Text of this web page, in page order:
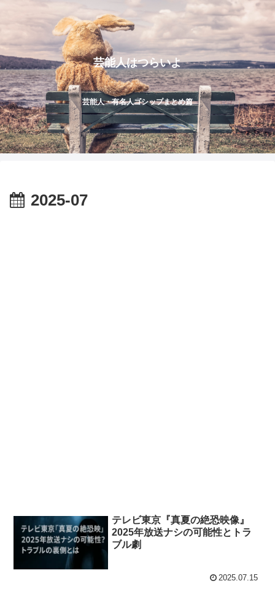
芸能人はつらいよ
芸能人・有名人ゴシップまとめ篇
2025-07
テレビ東京『真夏の絶恐映像』
2025年放送ナシの可能性とトラ
ブル劇
2025.07.15